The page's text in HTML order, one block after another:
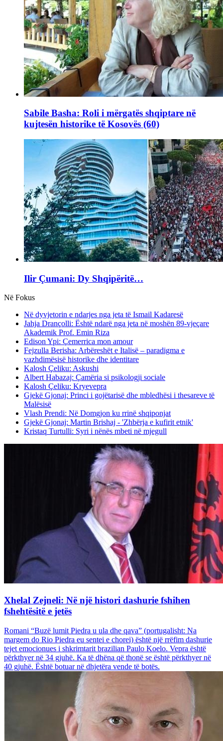
Sabile Basha: Roli i mërgatës shqiptare në
kujtesën historike të Kosovës (60)
Ilir Çumani: Dy Shqipëritë…
Në Fokus
Në dyvjetorin e ndarjes nga jeta të Ismail Kadaresë
Jahja Drançolli: Është ndarë nga jeta në moshën 89-vjeçare
Akademik Prof. Emin Riza
Edison Ypi: Çemerrica mon amour
Fejzulla Berisha: Arbëreshët e Italisë – paradigma e
vazhdimësisë historike dhe identitare
Kalosh Çeliku: Askushi
Albert Habazaj: Çamëria si psikologji sociale
Kalosh Çeliku: Kryevepra
Gjekë Gjonaj: Princi i gojëtarisë dhe mbledhësi i thesareve të
Malësisë
Vlash Prendi: Në Domgjon ku rrinë shqiponjat
Gjekë Gjonaj: Martin Brishaj - 'Zhbërja e kufirit etnik'
Kristaq Turtulli: Syri i nënës mbeti në mjegull
Xhelal Zejneli: Në një histori dashurie fshihen
fshehtësitë e jetës
Romani “Buzë lumit Piedra u ula dhe qava” (portugalisht: Na
margem do Rio Piedra eu sentei e chorei) është një rrëfim dashurie
tejet emocionues i shkrimtarit brazilian Paulo Koelo. Vepra është
përkthyer në 34 gjuhë. Ka të dhëna që thonë se është përkthyer në
40 gjuhë. Është botuar në dhjetëra vende të botës.